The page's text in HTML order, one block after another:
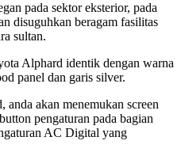
pada sektor eksterior, pada
disuguhkan beragam fasilitas
sultan.
Alphard identik dengan warna
panel dan garis silver.
akan menemukan screen
pengaturan pada bagian
AC Digital yang